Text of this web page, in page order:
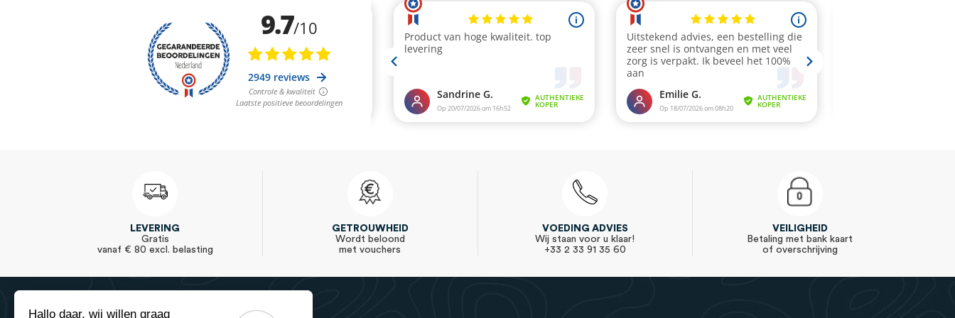
Hallo daar, wij willen graag
LEVERING
Gratis
vanaf € 80 excl. belasting
GETROUWHEID
Wordt beloond
met vouchers
VOEDING ADVIES
Wij staan voor u klaar!
+33 2 33 91 35 60
VEILIGHEID
Betaling met bank kaart
of overschrijving